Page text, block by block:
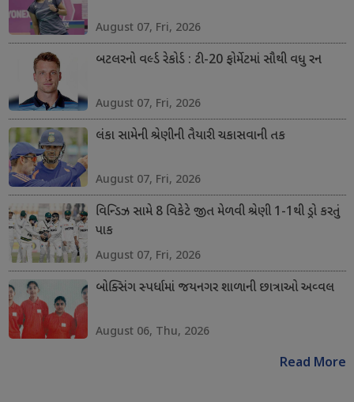
August 07, Fri, 2026
બટલરનો વર્લ્ડ રેકોર્ડ : ટી-20 ફોર્મેટમાં સૌથી વધુ રન
August 07, Fri, 2026
લંકા સામેની શ્રેણીની તૈયારી ચકાસવાની તક
August 07, Fri, 2026
વિન્ડિઝ સામે 8 વિકેટે જીત મેળવી શ્રેણી 1-1થી ડ્રો કરતું
પાક
August 07, Fri, 2026
બોક્સિંગ સ્પર્ધામાં જયનગર શાળાની છાત્રાઓ અવ્વલ
August 06, Thu, 2026
Read More